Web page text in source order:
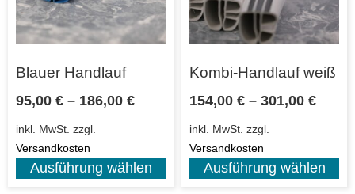
Blauer Handlauf
95,00 € – 186,00 €
inkl. MwSt. zzgl.
Versandkosten
Ausführung wählen
Kombi-Handlauf weiß
154,00 € – 301,00 €
inkl. MwSt. zzgl.
Versandkosten
Ausführung wählen